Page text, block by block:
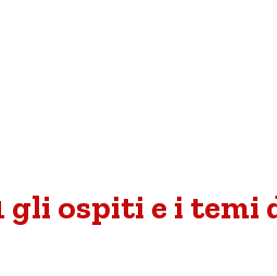
gli ospiti e i temi